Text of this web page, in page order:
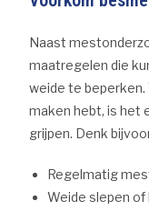
Naast
maatregelen die
weide te
maken hebt, is het
grijpen. Denk
Regelmatig
Weide slepen of